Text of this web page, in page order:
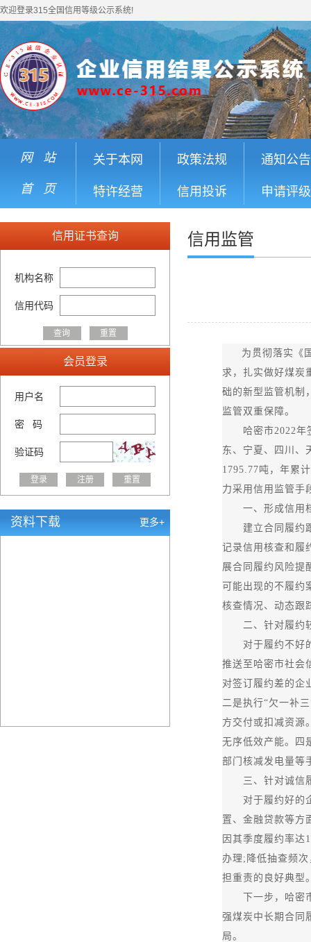
欢迎登录315全国信用等级公示系统!
网 站
首 页
关于本网
特许经营
政策法规
信用投诉
通知公告
申请评级
信用证书查询
机构名称
信用代码
会员登录
用户名
密 码
验证码
资料下载 更多+
信用监管
为贯彻落实《
求，扎实做好煤炭
础的新型监管机制
监管双重保障。
哈密市2022年签
东、宁夏、四川、
1795.77吨，年累
力采用信用监管手
一、形成信用档
建立合同履约跟
记录信用核查和履
展合同履约风险提
可能出现的不履约
核查情况、动态跟
二、针对履约较
对于履约不好的
推送至哈密市社会
对签订履约差的企
二是执行“欠一补
方交付或扣减资源
无序低效产能。四
部门核减发电量等
三、针对诚信履
对于履约好的企
置、金融贷款等方
因其季度履约率达
办理;降低抽查频
担重责的良好典型
下一步，哈密市
强煤炭中长期合同
局。